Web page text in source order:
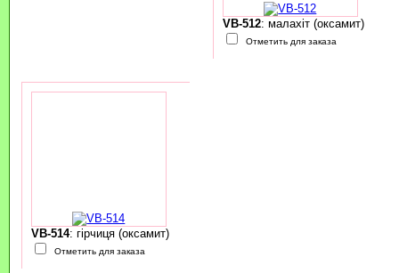
VB-512: малахіт (оксамит)
Отметить для заказа
VB-514: гірчиця (оксамит)
Отметить для заказа